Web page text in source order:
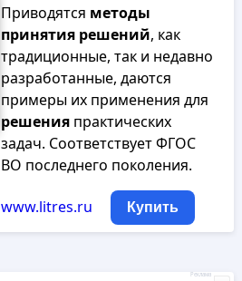
Приводятся методы
принятия решений, как
традиционные, так и недавно
разработанные, даются
примеры их применения для
решенияпрактических
задач. Соответствует ФГОС
ВО последнего поколения.
www.litres.ru Купить
Реклама